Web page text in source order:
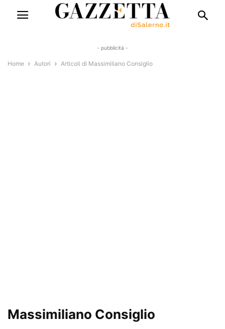
- pubblicità -
Home Autori Articoli di Massimiliano Consiglio
Massimiliano Consiglio